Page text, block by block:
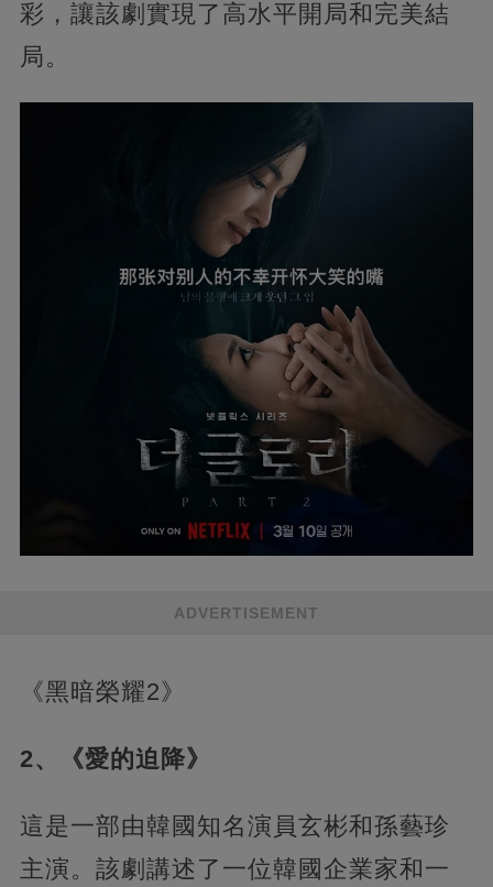
彩，讓該劇實現了高水平開局和完美結
局。
ADVERTISEMENT
《黑暗榮耀2》
2、《愛的迫降》
這是一部由韓國知名演員玄彬和孫藝珍
主演。該劇講述了一位韓國企業家和一